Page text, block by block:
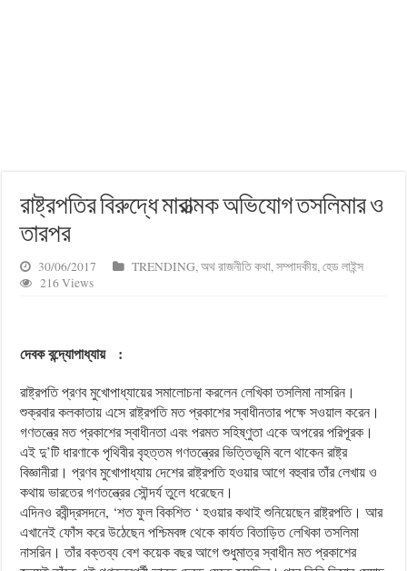
রাষ্ট্রপতির বিরুদ্ধে মারাত্মক অভিযোগ তসলিমার ও
তারপর
30/06/2017 TRENDING,অথ রাজনীতি কথা,সম্পাদকীয়,হেড লাইন্স
216 Views
দেবক বন্দ্যোপাধ্যায় :
রাষ্ট্রপতি প্রণব মুখোপাধ্যায়ের সমালোচনা করলেন লেখিকা তসলিমা নাসরিন।
শুক্রবার কলকাতায় এসে রাষ্ট্রপতি মত প্রকাশের স্বাধীনতার পক্ষে সওয়াল করেন।
গণতন্ত্রে মত প্রকাশের স্বাধীনতা এবং পরমত সহিষ্ণুতা একে অপরের পরিপূরক।
এই দু’টি ধারণাকে পৃথিবীর বৃহত্তম গণতন্ত্রের ভিত্তিভূমি বলে থাকেন রাষ্ট্র
বিজ্ঞানীরা। প্রণব মুখোপাধ্যায় দেশের রাষ্ট্রপতি হওয়ার আগে বহুবার তাঁর লেখায় ও
কথায় ভারতের গণতন্ত্রের সৌন্দর্য তুলে ধরেছেন।
এদিনও রবীন্দ্রসদনে, ‘শত ফুল বিকশিত ‘ হওয়ার কথাই শুনিয়েছেন রাষ্ট্রপতি। আর
এখানেই ফোঁস করে উঠেছেন পশ্চিমবঙ্গ থেকে কার্যত বিতাড়িত লেখিকা তসলিমা
নাসরিন। তাঁর বক্তব্য বেশ কয়েক বছর আগে শুধুমাত্র স্বাধীন মত প্রকাশের